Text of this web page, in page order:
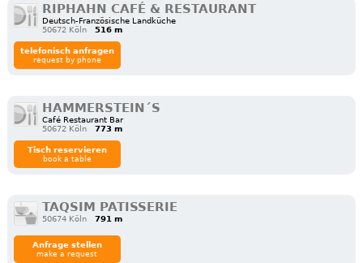
RIPHAHN CAFÉ & RESTAURANT
Deutsch-Französische Landküche
50672 Köln
516 m
telefonisch anfragen
request by phone
HAMMERSTEIN´S
Café Restaurant Bar
50672 Köln
773 m
Tisch reservieren
book a table
TAQSIM PATISSERIE
50674 Köln 791 m
Anfrage stellen
make a request